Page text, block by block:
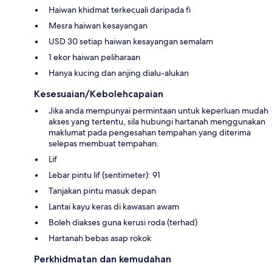
Haiwan khidmat terkecuali daripada fi
Mesra haiwan kesayangan
USD 30 setiap haiwan kesayangan semalam
1 ekor haiwan peliharaan
Hanya kucing dan anjing dialu-alukan
Kesesuaian/Kebolehcapaian
Jika anda mempunyai permintaan untuk keperluan mudah
akses yang tertentu, sila hubungi hartanah menggunakan
maklumat pada pengesahan tempahan yang diterima
selepas membuat tempahan.
Lif
Lebar pintu lif (sentimeter): 91
Tanjakan pintu masuk depan
Lantai kayu keras di kawasan awam
Boleh diakses guna kerusi roda (terhad)
Hartanah bebas asap rokok
Perkhidmatan dan kemudahan